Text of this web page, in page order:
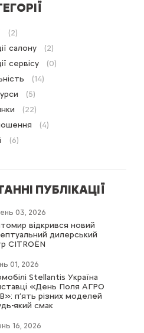
(2)
салону
(2)
сервісу
(0)
(14)
(5)
(22)
(4)
(6)
ПУБЛІКАЦІЇ
03, 2026
відкрився новий
дилерський
CITROËN
01, 2026
Stellantis Україна
«День Поля АГРО
п’ять різних моделей
який смак
16, 2026